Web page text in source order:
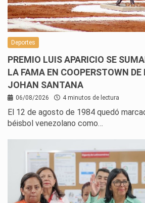
Deportes
PREMIO LUIS APARICIO SE
LA FAMA EN COOPERSTOWN
JOHAN SANTANA
06/08/2026 4 minutos de lectura
El 12 de agosto de 1984 quedó
béisbol venezolano como…